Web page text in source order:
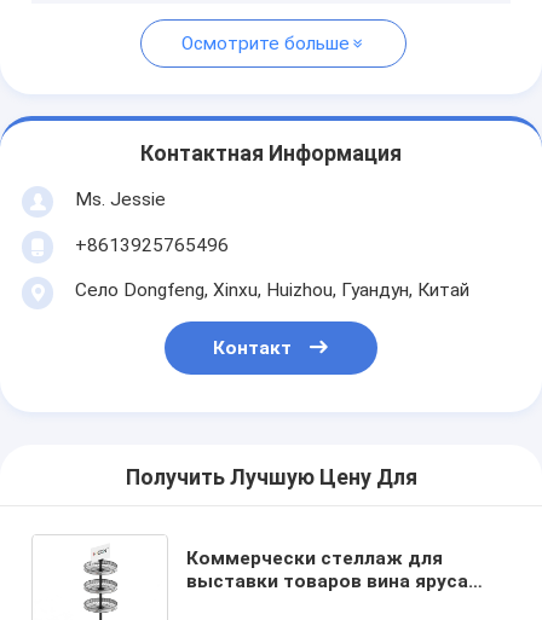
Осмотрите больше
Контактная Информация
Ms. Jessie
+8613925765496
Село Dongfeng, Xinxu, Huizhou, Гуандун, Китай
Контакт
Получить Лучшую Цену Для
Коммерчески стеллаж для
выставки товаров вина яруса